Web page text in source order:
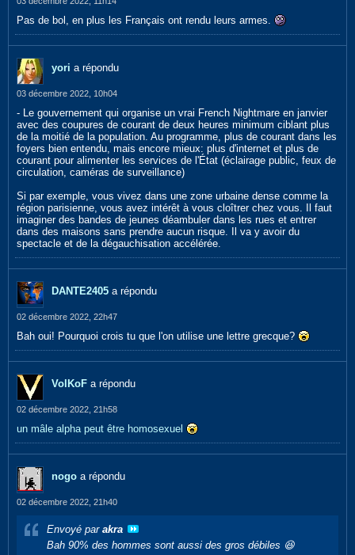
Pas de bol, en plus les Français ont rendu leurs armes.
yori a répondu
03 décembre 2022, 10h04
- Le gouvernement qui organise un vrai French Nightmare en janvier
avec des coupures de courant de deux heures minimum ciblant plus
de la moitié de la population. Au programme, plus de courant dans les
foyers bien entendu, mais encore mieux: plus d'internet et plus de
courant pour alimenter les services de l'État (éclairage public, feux de
circulation, caméras de surveillance)
Si par exemple, vous vivez dans une zone urbaine dense comme la
région parisienne, vous avez intérêt à vous cloîtrer chez vous. Il faut
imaginer des bandes de jeunes déambuler dans les rues et entrer
dans des maisons sans prendre aucun risque. Il va y avoir du
spectacle et de la dégauchisation accélérée.
DANTE2405 a répondu
02 décembre 2022, 22h47
Bah oui! Pourquoi crois tu que l'on utilise une lettre grecque?
VolKoF a répondu
02 décembre 2022, 21h58
un mâle alpha peut être homosexuel
nogo a répondu
02 décembre 2022, 21h40
Envoyé par akra
Bah 90% des hommes sont aussi des gros débiles 😆